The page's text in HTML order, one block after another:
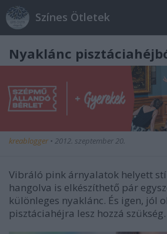
Színes Ötletek
Nyaklánc
kreablogger • 2012. szeptember 20.
Vibráló pink árnyalatok helyett
hangolva is elkészíthető pár
különleges nyaklánc. És igen, jól
pisztáciahéjra lesz hozzá szükség.